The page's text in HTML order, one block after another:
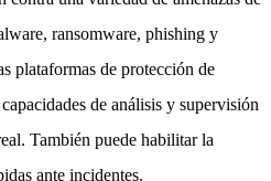
ransomware, phishing y
plataformas de protección de
de análisis y supervisión
También puede habilitar la
ante incidentes.